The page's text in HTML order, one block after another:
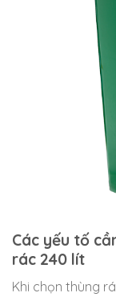
Các yếu tố
rác 240 lít
Khi chọn thùng